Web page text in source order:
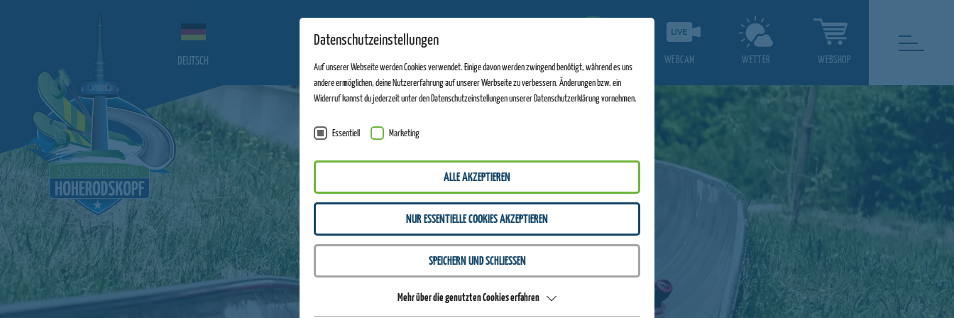
DEUTSCH WEBCAM WETTER WEBSHOP
Datenschutzeinstellungen
Auf unserer Webseite werden Cookies verwendet. Einige davon werden zwingend benötigt, während es uns
andere ermöglichen, deine Nutzererfahrung auf unserer Werbseite zu verbessern. Änderungen bzw. ein
Widerruf kannst du jederzeit unter den Datenschutzeinstellungen unserer Datenschutzerklärung vornehmen.
Essentiell Marketing
ALLE AKZEPTIEREN
NUR ESSENTIELLE COOKIES AKZEPTIEREN
SPEICHERN UND SCHLIESSEN
Mehr über die genutzten Cookies erfahren